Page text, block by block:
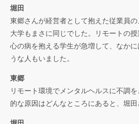
堀田
東郷さんが経営者として抱えた従業員
大学もまさに同じでした。リモートの授
心の病を抱える学生が急増して、なか
うな人もいました。
東郷
リモート環境でメンタルヘルスに不調
的な原因はどんなところにあると、堀